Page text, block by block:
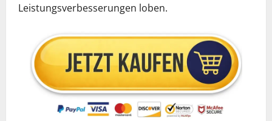
Leistungsverbesserungen loben.